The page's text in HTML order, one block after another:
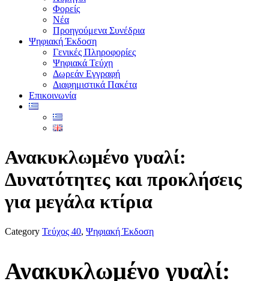
Φορείς
Νέα
Προηγούμενα Συνέδρια
Ψηφιακή Έκδοση
Γενικές Πληροφορίες
Ψηφιακά Τεύχη
Δωρεάν Εγγραφή
Διαφημιστικά Πακέτα
Επικοινωνία
Ανακυκλωμένο γυαλί:
Δυνατότητες και προκλήσεις
για μεγάλα κτίρια
Category Τεύχος 40, Ψηφιακή Έκδοση
Ανακυκλωμένο γυαλί: